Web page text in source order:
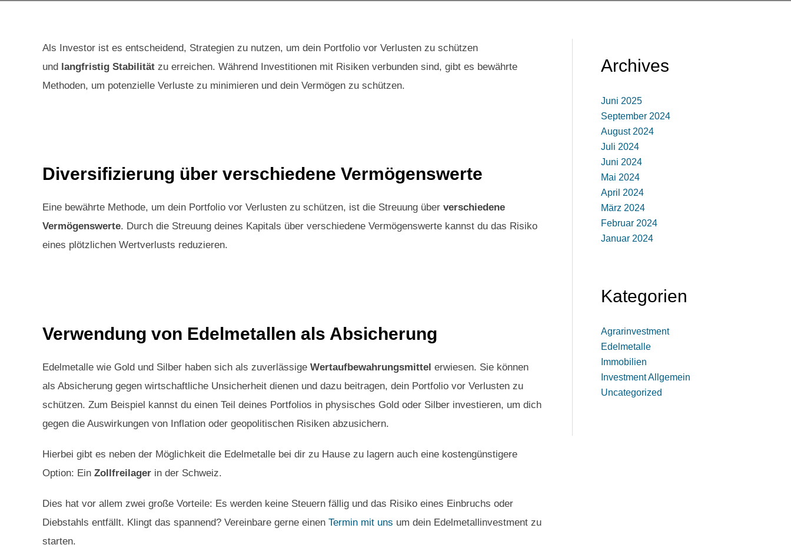
Als Investor ist es entscheidend, Strategien zu nutzen, um dein Portfolio vor Verlusten zu schützen
und langfristig Stabilität zu erreichen. Während Investitionen mit Risiken verbunden sind, gibt es bewährte
Methoden, um potenzielle Verluste zu minimieren und dein Vermögen zu schützen.
Diversifizierung über verschiedene Vermögenswerte
Eine bewährte Methode, um dein Portfolio vor Verlusten zu schützen, ist die Streuung über verschiedene
Vermögenswerte. Durch die Streuung deines Kapitals über verschiedene Vermögenswerte kannst du das Risiko
eines plötzlichen Wertverlusts reduzieren.
Verwendung von Edelmetallen als Absicherung
Edelmetalle wie Gold und Silber haben sich als zuverlässige Wertaufbewahrungsmittel erwiesen. Sie können
als Absicherung gegen wirtschaftliche Unsicherheit dienen und dazu beitragen, dein Portfolio vor Verlusten zu
schützen. Zum Beispiel kannst du einen Teil deines Portfolios in physisches Gold oder Silber investieren, um dich
gegen die Auswirkungen von Inflation oder geopolitischen Risiken abzusichern.
Hierbei gibt es neben der Möglichkeit die Edelmetalle bei dir zu Hause zu lagern auch eine kostengünstigere
Option: Ein Zollfreilager in der Schweiz.
Dies hat vor allem zwei große Vorteile: Es werden keine Steuern fällig und das Risiko eines Einbruchs oder
Diebstahls entfällt. Klingt das spannend? Vereinbare gerne einen Termin mit uns um dein Edelmetallinvestment zu
starten.
Archives
Juni 2025
September 2024
August 2024
Juli 2024
Juni 2024
Mai 2024
April 2024
März 2024
Februar 2024
Januar 2024
Kategorien
Agrarinvestment
Edelmetalle
Immobilien
Investment Allgemein
Uncategorized